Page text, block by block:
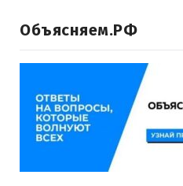
Объясняем.РФ